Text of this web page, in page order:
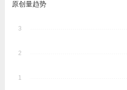
原创量趋势